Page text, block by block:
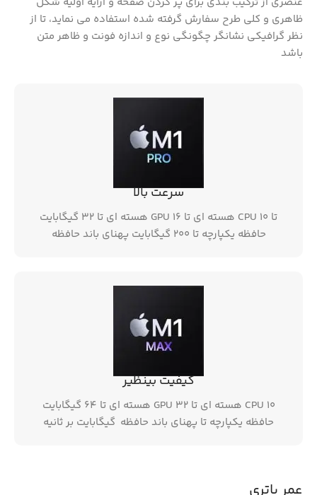
ظاهری و کلی طرح سفارش گرفته شده استفاده می نماید، تا از
نظر گرافیکی نشانگر چگونگی نوع و اندازه فونت و ظاهر متن
باشد
سرعت بالا
تا CPU 10 هسته ای تا GPU 16 هسته ای تا 32 گیگابایت
حافظه یکپارچه تا 200 گیگابایت پهنای باند حافظه
کیفیت بینظیر
CPU 10 هسته ای تا GPU 32 هسته ای تا 64 گیگابایت
حافظه یکپارچه تا پهنای باند حافظه گیگابایت بر ثانیه
عمر باتری